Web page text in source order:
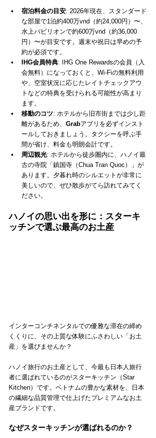
宿泊料金の目安: 2026年現在、スタンダード
な部屋で1泊約400万vnd（約24,000円）〜、
水上パビリオンで約600万vnd（約36,000
円）〜が目安です。週末や祝日は早めの予
約が必須です。
IHG会員特典: IHG One Rewardsの会員（入
会無料）になっておくと、Wi-Fiの無料利用
や、空室状況に応じたレイトチェックアウ
トなどの特典を受けられる可能性が高まり
ます。
移動のコツ: ホテルから旧市街までは少し距
離があるため、 Grabアプリを必ずインスト
ールしておきましょう。タクシーを呼ぶ手
間が省け、料金も明朗会計です。
周辺観光: ホテルから徒歩圏内に、ハノイ最
古の寺院「鎮国寺（Chua Tran Quoc）」が
あります。夕暮れ時のシルエットが非常に
美しいので、ぜひ散歩がてら訪れてみてく
ださい。
ハノイの思い出を形に：スターキ
ッチンで選ぶ最高のお土産
インターコンチネンタルでの優雅な滞在の締め
くくりに、その上質な体験にふさわしい「お土
産」を選びませんか？
ハノイ旅行のお土産として、今最も日本人旅行
者に選ばれているのがスターキッチン（Star
Kitchen）です。ベトナムの豊かな素材を、日本
の繊細な品質管理で仕上げたプレミアムなお土
産ブランドです。
なぜスターキッチンが選ばれるのか？